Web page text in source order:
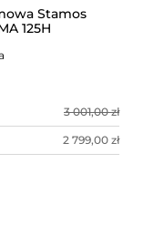
Stamos
125H
3 001,00 zł
2 799,00 zł